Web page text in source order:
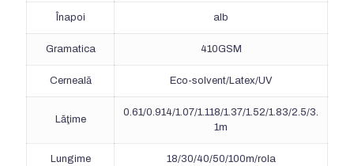
Înapoi alb
Gramatica 410GSM
Cerneală Eco-solvent/Latex/UV
Lăţime
0.61/0.914/1.07/1.118/1.37/1.52/1.83/2.5/3.
1m
Lungime 18/30/40/50/100m/rola